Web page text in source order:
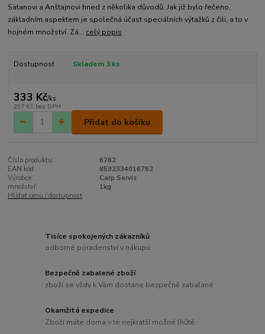
Satanovi a Anštajnovi hned z několika důvodů. Jak již bylo řečeno,
základním aspektem je společná účast speciálních výtažků z čili, a to v
hojném množství. Zá... celý popis
Dostupnost Skladem 3 ks
333 Kč/ks
297 Kč bez DPH
Přidat do košíku
Číslo produktu:
6762
EAN kód:
8592334016762
Výrobce:
Carp Servis
množství:
1kg
Hlídat cenu / dostupnost
Tisíce spokojených zákazníků
odborné poradenství v nákupu
Bezpečně zabalené zboží
zboží se vždy k Vám dostane bezpečně zabalané
Okamžitá expedice
Zboží máte doma v té nejkratší možné lhůtě